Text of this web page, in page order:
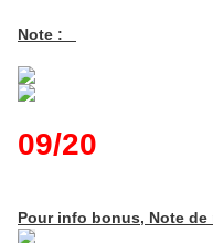
Note :
09/20
Pour info bonus, Note de